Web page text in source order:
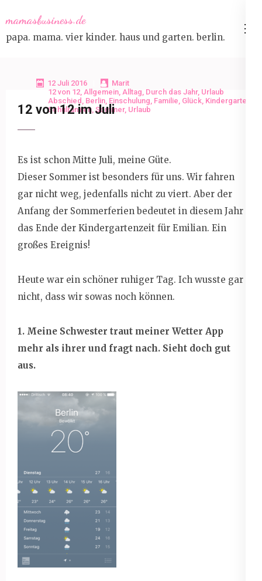
to
content
mamasbusiness.de
papa. mama. vier kinder. haus und garten. berlin.
12 Juli 2016
Marit
12 von 12, Allgemein, Alltag, Durch das Jahr, Urlaub
Abschied , Berlin, Einschulung, Familie, Glück, Kindergarten
Schulranzen, Sommer, Urlaub
12 von 12 im Juli
Es ist schon Mitte Juli, meine Güte.
Dieser Sommer ist besonders für uns. Wir fahren
gar nicht weg, jedenfalls nicht zu viert. Aber der
Anfang der Sommerferien bedeutet in diesem Jahr
das Ende der Kindergartenzeit für Emilian. Ein
großes Ereignis!
Heute war ein schöner ruhiger Tag. Ich wusste gar
nicht, dass wir sowas noch können.
1. Meine Schwester traut meiner Wetter App
mehr als ihrer und fragt nach. Sieht doch gut
aus.